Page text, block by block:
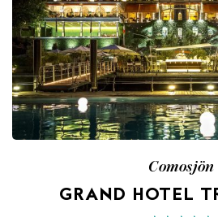
Comosjön
GRAND HOTEL